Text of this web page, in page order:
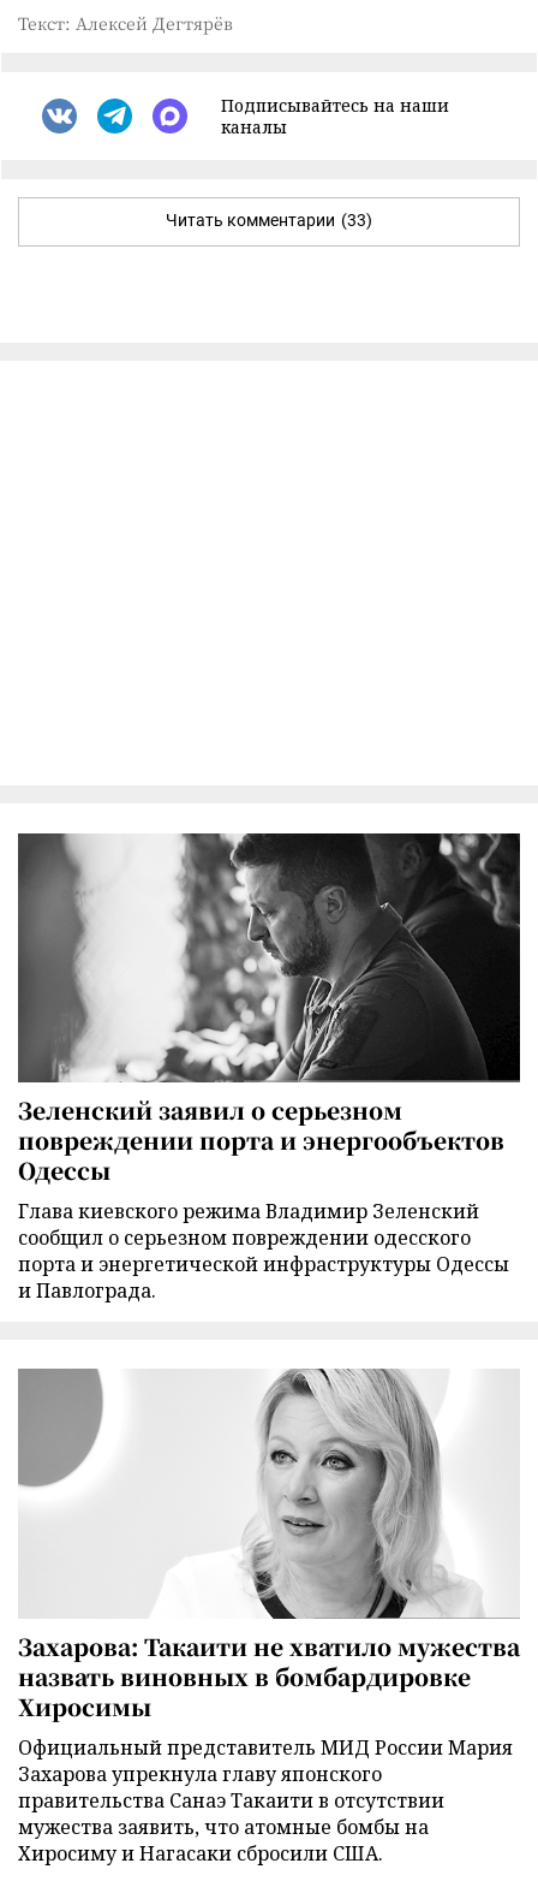
Текст: Алексей Дегтярёв
Подписывайтесь на наши
каналы
Читать комментарии (33)
Зеленский заявил о серьезном
повреждении порта и энергообъектов
Одессы
Глава киевского режима Владимир Зеленский
сообщил о серьезном повреждении одесского
порта и энергетической инфраструктуры Одессы
и Павлограда.
Захарова: Такаити не хватило мужества
назвать виновных в бомбардировке
Хиросимы
Официальный представитель МИД России Мария
Захарова упрекнула главу японского
правительства Санаэ Такаити в отсутствии
мужества заявить, что атомные бомбы на
Хиросиму и Нагасаки сбросили США.